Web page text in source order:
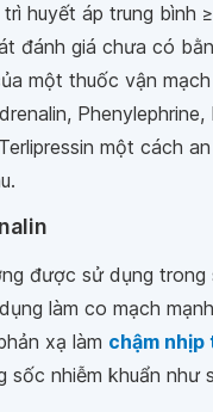
huyết áp trung bình
đánh giá chưa có
một thuốc vận
Phenylephrine,
một cách
được sử dụng trong
làm co mạch
xạ làm chậm nhịp
sốc nhiễm khuẩn như